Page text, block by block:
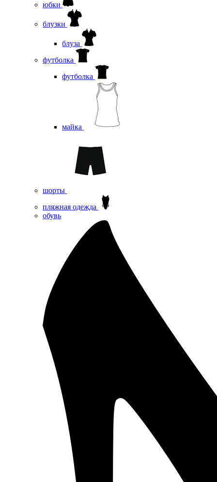
юбки
блузки
блуза
футболка
футболка
майка
шорты
пляжная одежда
oбувь